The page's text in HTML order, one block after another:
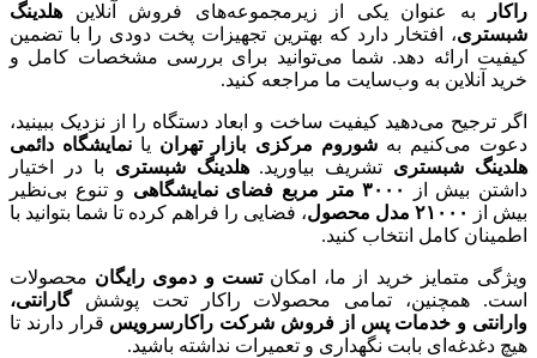
راکار به عنوان یکی از زیرمجموعه‌های فروش آنلاین هلدینگ
شبستری، افتخار دارد که بهترین تجهیزات پخت دودی را با تضمین
کیفیت ارائه دهد. شما می‌توانید برای بررسی مشخصات کامل و
خرید آنلاین به وب‌سایت ما مراجعه کنید.
اگر ترجیح می‌دهید کیفیت ساخت و ابعاد دستگاه را از نزدیک ببینید،
دعوت می‌کنیم بهشوروم مرکزی بازار تهران یا نمایشگاه دائمی
هلدینگ شبستری تشریف بیاورید.هلدینگ شبستری با در اختیار
داشتن بیش از
۳۰۰۰متر مربع فضای نمایشگاهی و تنوع بی‌نظیر
بیش از
۲۱۰۰۰ مدل محصول، فضایی را فراهم کرده تا شما بتوانید با
اطمینان کامل انتخاب کنید.
ویژگی متمایز خرید از ما، امکانتست و دموی رایگان محصولات
است. همچنین، تمامی محصولات راکار تحت پوششگارانتی،
وارانتی و خدمات پس از فروش شرکت راکارسرویس قرار دارند تا
هیچ دغدغه‌ای بابت نگهداری و تعمیرات نداشته باشید.